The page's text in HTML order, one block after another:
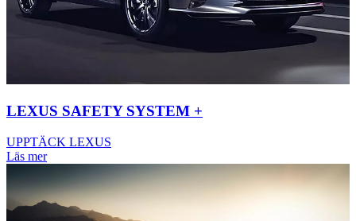
LEXUS SAFETY SYSTEM +
UPPTÄCK LEXUS
Läs mer